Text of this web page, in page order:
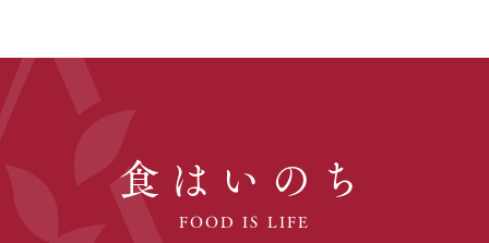
食はいのち
FOOD IS LIFE